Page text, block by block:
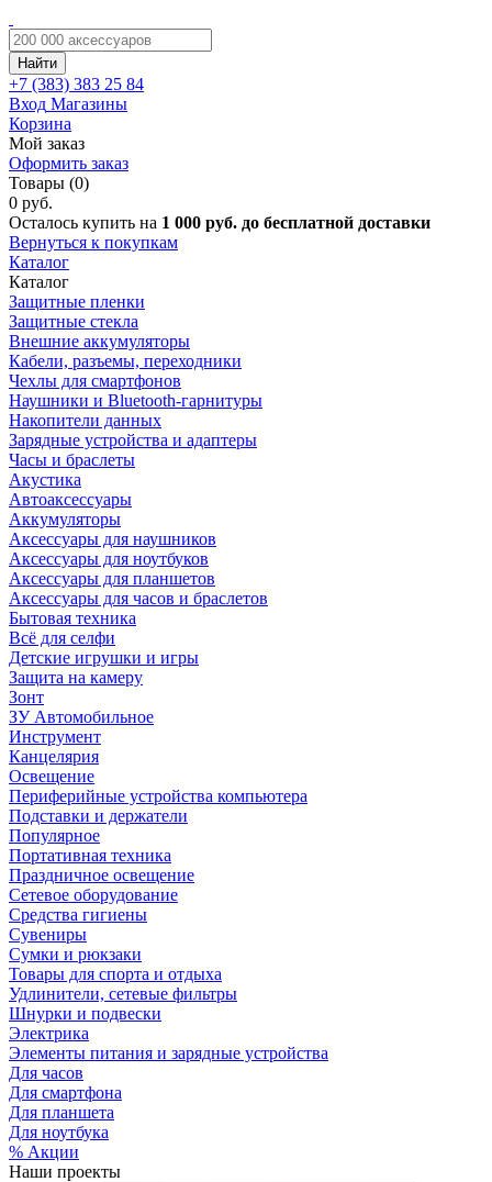
Найти
+7 (383) 383 25 84
Вход Магазины
Корзина
Мой заказ
Оформить заказ
Товары (0)
0 руб.
Осталось купить на 1 000 руб. до бесплатной доставки
Вернуться к покупкам
Каталог
Каталог
Защитные пленки
Защитные стекла
Внешние аккумуляторы
Кабели, разъемы, переходники
Чехлы для смартфонов
Наушники и Bluetooth-гарнитуры
Накопители данных
Зарядные устройства и адаптеры
Часы и браслеты
Акустика
Автоаксессуары
Аккумуляторы
Аксессуары для наушников
Аксессуары для ноутбуков
Аксессуары для планшетов
Аксессуары для часов и браслетов
Бытовая техника
Всё для селфи
Детские игрушки и игры
Защита на камеру
Зонт
ЗУ Автомобильное
Инструмент
Канцелярия
Освещение
Периферийные устройства компьютера
Подставки и держатели
Популярное
Портативная техника
Праздничное освещение
Сетевое оборудование
Средства гигиены
Сувениры
Сумки и рюкзаки
Товары для спорта и отдыха
Удлинители, сетевые фильтры
Шнурки и подвески
Электрика
Элементы питания и зарядные устройства
Для часов
Для смартфона
Для планшета
Для ноутбука
% Акции
Наши проекты